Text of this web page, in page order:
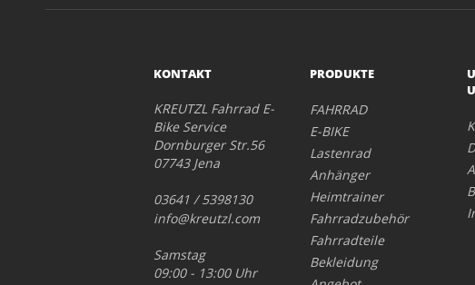
KONTAKT
KREUTZL Fahrrad E-
Bike Service
Dornburger Str.56
07743 Jena
03641 / 5398130
info@kreutzl.com
Samstag
09:00 - 13:00 Uhr
PRODUKTE
FAHRRAD
E-BIKE
Lastenrad
Anhänger
Heimtrainer
Fahrradzubehör
Fahrradteile
Bekleidung